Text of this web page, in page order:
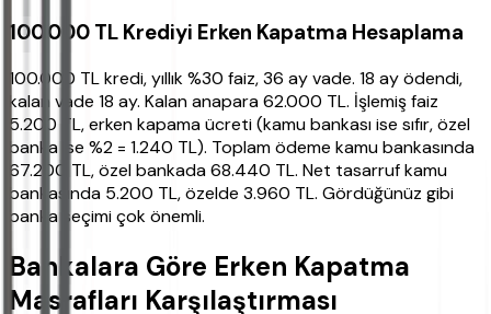
100.000 TL Krediyi Erken Kapatma Hesaplama
100.000 TL kredi, yıllık %30 faiz, 36 ay vade. 18 ay ödendi,
kalan vade 18 ay. Kalan anapara 62.000 TL. İşlemiş faiz
5.200 TL, erken kapama ücreti (kamu bankası ise sıfır, özel
banka ise %2 = 1.240 TL). Toplam ödeme kamu bankasında
67.200 TL, özel bankada 68.440 TL. Net tasarruf kamu
bankasında 5.200 TL, özelde 3.960 TL. Gördüğünüz gibi
banka seçimi çok önemli.
Bankalara Göre Erken Kapatma
Masrafları Karşılaştırması